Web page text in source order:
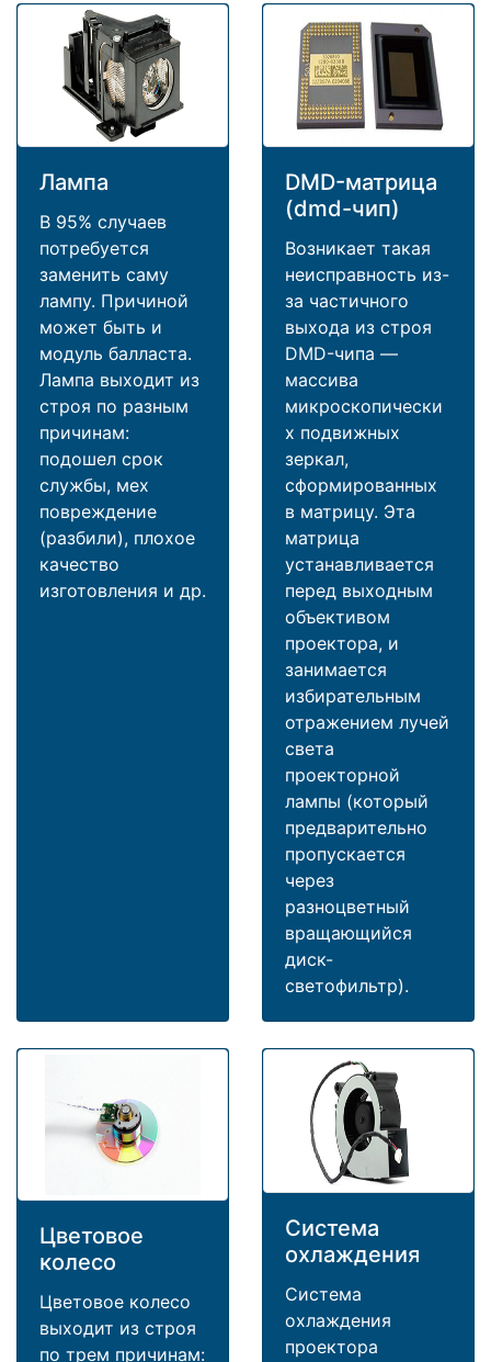
Лампа
В 95% случаев
потребуется
заменить саму
лампу. Причиной
может быть и
модуль балласта.
Лампа выходит из
строя по разным
причинам:
подошел срок
службы, мех
повреждение
(разбили), плохое
качество
изготовления и др.
DMD-матрица
(dmd-чип)
Возникает такая
неисправность из-
за частичного
выхода из строя
DMD-чипа —
массива
микроскопически
х подвижных
зеркал,
сформированных
в матрицу. Эта
матрица
устанавливается
перед выходным
объективом
проектора, и
занимается
избирательным
отражением лучей
света
проекторной
лампы (который
предварительно
пропускается
через
разноцветный
вращающийся
диск-
светофильтр).
Цветовое
колесо
Цветовое колесо
выходит из строя
по трем причинам:
Система
охлаждения
Система
охлаждения
проектора